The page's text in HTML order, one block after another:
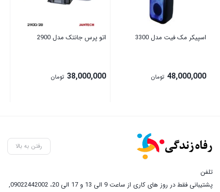
اسپیکر مک فیت مدل 3300
48,000,000 تومان
اتو پرس جانتک مدل 2900
38,000,000 تومان
رفتن به بالا
تلفن
پشتیبانی فقط در روز های کاری از ساعت 9 الی 13 و 17 الی 20، 09022442002
,